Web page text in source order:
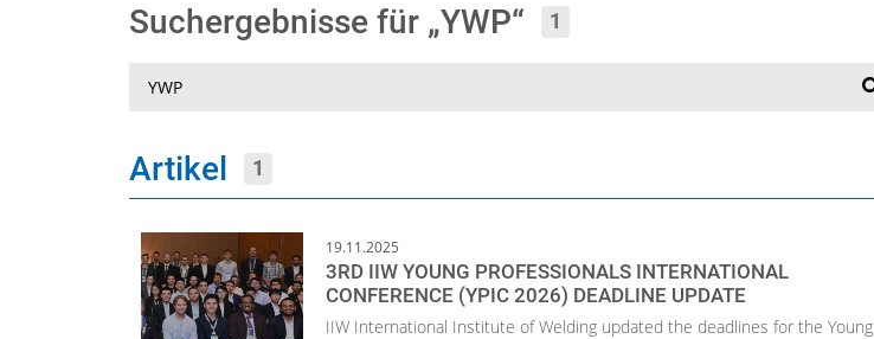
Suchergebnisse für „YWP“ 1
Artikel 1
19.11.2025
3RD IIW YOUNG PROFESSIONALS INTERNATIONAL
CONFERENCE (YPIC 2026) DEADLINE UPDATE
IIW International Institute of Welding updated the deadlines for the Young